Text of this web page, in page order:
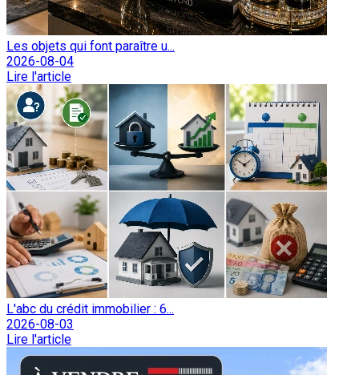
Les objets qui font paraître u...
2026-08-04
Lire l'article
L'abc du crédit immobilier : 6...
2026-08-03
Lire l'article